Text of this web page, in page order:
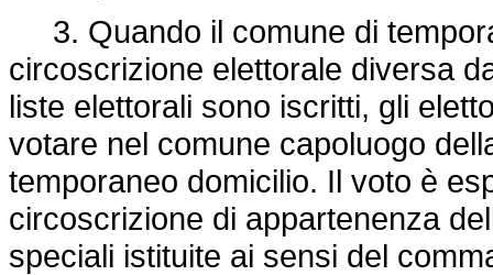
3. Quando il comune di
circoscrizione elettorale diversa
liste elettorali sono iscritti, gli
votare nel comune capoluogo
temporaneo domicilio. Il voto è
circoscrizione di appartenenza
speciali istituite ai sensi del